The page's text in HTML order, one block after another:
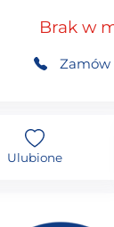
Brak w
Zamów
Ulubione